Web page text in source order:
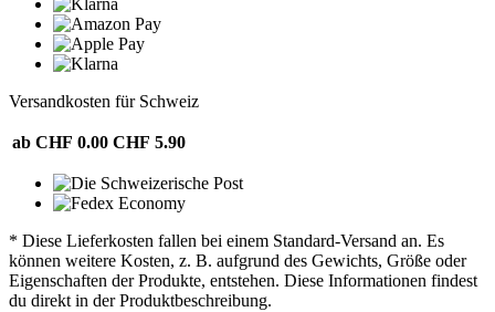
Versandkosten für Schweiz
ab CHF 0.00 CHF 5.90
* Diese Lieferkosten fallen bei einem Standard-Versand an. Es
können weitere Kosten, z. B. aufgrund des Gewichts, Größe oder
Eigenschaften der Produkte, entstehen. Diese Informationen findest
du direkt in der Produktbeschreibung.